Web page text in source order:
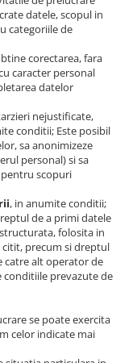
datele, scopul in
categoriile de
corectarea, fara
caracter personal
datelor
nejustificate,
conditii; Este posibil
sa anonimizeze
personal) si sa
scopuri
, in anumite conditii;
de a primi datele
folosita in
precum si dreptul
catre alt operator de
conditiile prevazute de
se poate exercita
celor indicate mai